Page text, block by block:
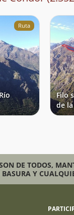
Ruta
Filo
de
DE TODOS,
Y